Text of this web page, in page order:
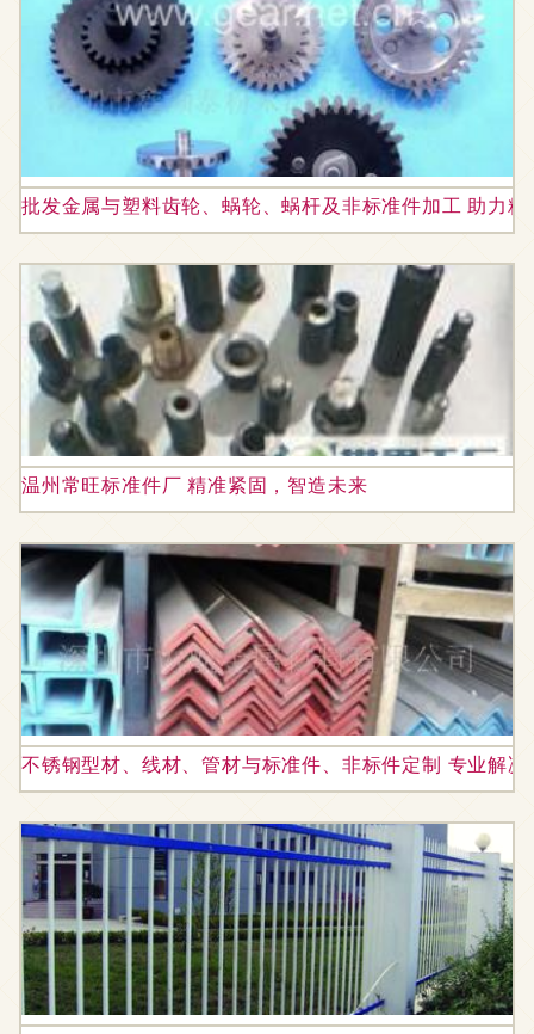
批发金属与塑料齿轮、蜗轮、蜗杆及非标准件加工 助力
温州常旺标准件厂 精准紧固，智造未来
不锈钢型材、线材、管材与标准件、非标件定制 专业解